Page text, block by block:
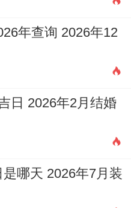
年查询 2026年12
日 2026年2月结婚
哪天 2026年7月装